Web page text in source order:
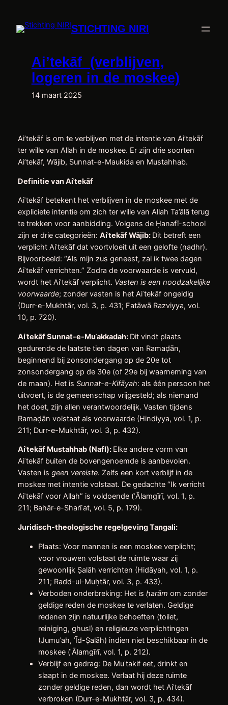
STICHTING NIRI
Ai’tekāf (verblijven,
logeren in de moskee)
14 maart 2025
Ai’tekāf is om te verblijven met de intentie van Ai’tekāf
ter wille van Allah in de moskee. Er zijn drie soorten
Ai’tekāf, Wājib, Sunnat-e-Maukida en Mustahhab.
Definitie van Aiʾtekāf
Aiʾtekāf betekent het verblijven in de moskee met de
expliciete intentie om zich ter wille van Allah Ta’ālā terug
te trekken voor aanbidding. Volgens de Ḥanafī-school
zijn er drie categorieën: Aiʾtekāf Wājib: Dit betreft een
verplicht Aiʾtekāf dat voortvloeit uit een gelofte (nadhr).
Bijvoorbeeld: “Als mijn zus geneest, zal ik twee dagen
Aiʾtekāf verrichten.” Zodra de voorwaarde is vervuld,
wordt het Aiʾtekāf verplicht. Vasten is een noodzakelijke
voorwaarde; zonder vasten is het Aiʾtekāf ongeldig
(Durr-e-Mukhtār, vol. 3, p. 431; Fatāwā Razviyya, vol.
10, p. 720).
Aiʾtekāf Sunnat-e-Muʾakkadah: Dit vindt plaats
gedurende de laatste tien dagen van Ramaḍān,
beginnend bij zonsondergang op de 20e tot
zonsondergang op de 30e (of 29e bij waarneming van
de maan). Het is Sunnat-e-Kifāyah: als één persoon het
uitvoert, is de gemeenschap vrijgesteld; als niemand
het doet, zijn allen verantwoordelijk. Vasten tijdens
Ramaḍān volstaat als voorwaarde (Hindiyya, vol. 1, p.
211; Durr-e-Mukhtār, vol. 3, p. 432).
Aiʾtekāf Mustahhab (Nafl): Elke andere vorm van
Aiʾtekāf buiten de bovengenoemde is aanbevolen.
Vasten is geen vereiste. Zelfs een kort verblijf in de
moskee met intentie volstaat. De gedachte “Ik verricht
Aiʾtekāf voor Allah” is voldoende (ʿĀlamgīrī, vol. 1, p.
211; Bahār-e-Sharīʿat, vol. 5, p. 179).
Juridisch-theologische regelgeving Tangali:
Plaats: Voor mannen is een moskee verplicht;
voor vrouwen volstaat de ruimte waar zij
gewoonlijk Ṣalāh verrichten (Hidāyah, vol. 1, p.
211; Radd-ul-Muḥtār, vol. 3, p. 433).
Verboden onderbreking: Het is ḥarām om zonder
geldige reden de moskee te verlaten. Geldige
redenen zijn natuurlijke behoeften (toilet,
reiniging, ghusl) en religieuze verplichtingen
(Jumuʿah, ʿĪd-Ṣalāh) indien niet beschikbaar in de
moskee (ʿĀlamgīrī, vol. 1, p. 212).
Verblijf en gedrag: De Muʾtakif eet, drinkt en
slaapt in de moskee. Verlaat hij deze ruimte
zonder geldige reden, dan wordt het Aiʾtekāf
verbroken (Durr-e-Mukhtār, vol. 3, p. 434).